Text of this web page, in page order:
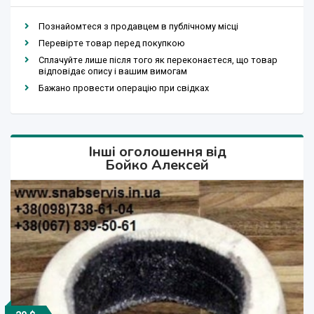
Познайомтеся з продавцем в публічному місці
Перевірте товар перед покупкою
Сплачуйте лише після того як переконаєтеся, що товар
відповідає опису і вашим вимогам
Бажано провести операцію при свідках
Інші оголошення від
Бойко Алексей